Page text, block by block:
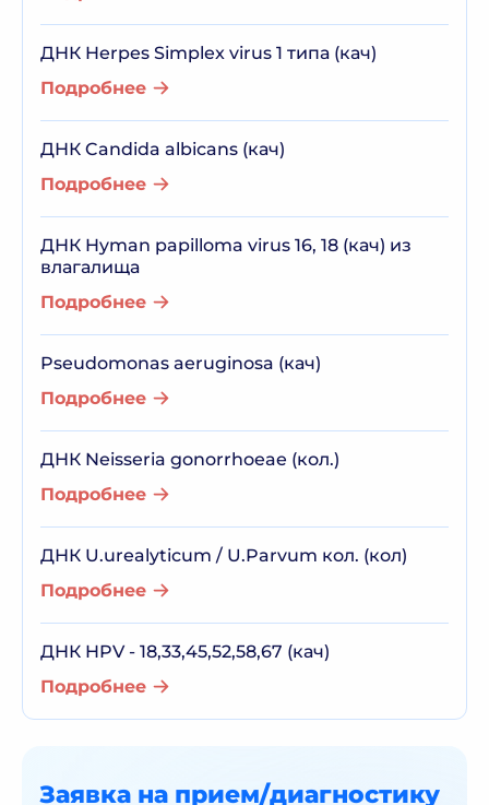
ДНК Herpes Simplex virus 1 типа (кач)
Подробнее
ДНК Candida albicans (кач)
Подробнее
ДНК Hyman papilloma virus 16, 18 (кач) из
влагалища
Подробнее
Pseudomonas aeruginosa (кач)
Подробнее
ДНК Neisseria gonorrhoeae (кол.)
Подробнее
ДНК U.urealyticum / U.Parvum кол. (кол)
Подробнее
ДНК HPV - 18,33,45,52,58,67 (кач)
Подробнее
Заявка на прием/диагностику